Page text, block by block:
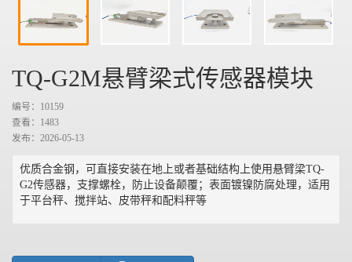
TQ-G2M悬臂梁式传感器模块
编号：10159
查看： 1483
发布：2026-05-13
优质合金钢，可直接安装在地上或者基础结构上使用悬臂梁TQ-
G2传感器，支撑螺栓，防止设备颠覆；表面镀镍防腐处理，适用
于平台秤、搅拌站、皮带秤和配料秤等